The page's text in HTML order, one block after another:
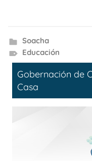
Soacha
Educación
Gobernación de
Casa